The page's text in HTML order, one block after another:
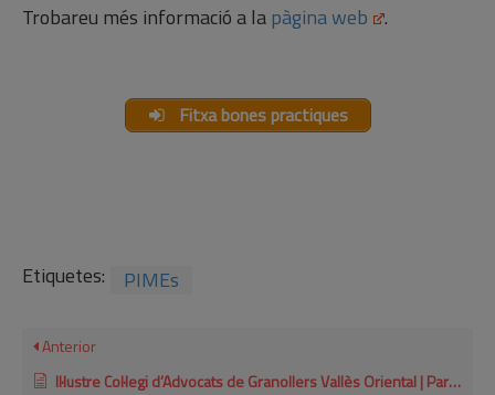
Trobareu més informació a lapàgina web .
Fitxa bones practiques
Etiquetes: PIMEs
Anterior
Il·lustre Col·legi d’Advocats de Granollers Vallès Oriental | Participant RSE.Pime 2022-2023